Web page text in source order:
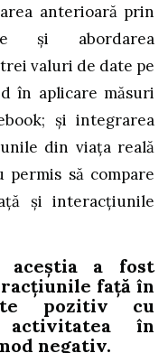
anterioară prin
și abordarea
valuri de date pe
în aplicare măsuri
și integrarea
din viața reală
să compare
și interacțiunile
aceștia a fost
față în
pozitiv cu
activitatea în
negativ.